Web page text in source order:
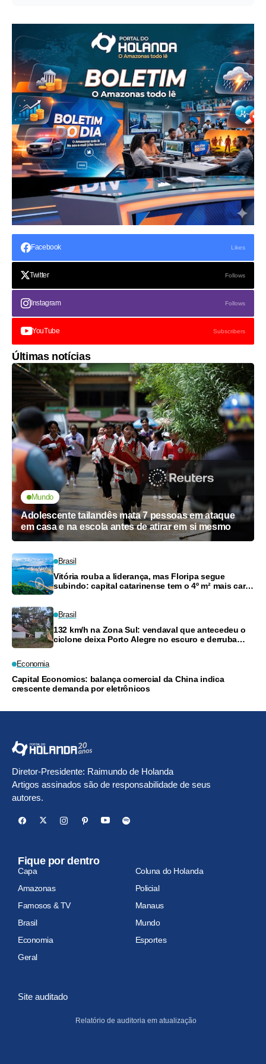
Facebook Likes
Twitter Follows
Instagram Follows
YouTube Subscribers
Últimas notícias
Mundo
Adolescente tailandês mata 7 pessoas em ataque
em casa e na escola antes de atirar em si mesmo
Brasil
Vitória rouba a liderança, mas Floripa segue
subindo: capital catarinense tem o 4º m² mais caro
Brasil
132 km/h na Zona Sul: vendaval que antecedeu o
ciclone deixa Porto Alegre no escuro e derruba
Economia
Capital Economics: balança comercial da China indica
crescente demanda por eletrônicos
Diretor-Presidente: Raimundo de Holanda
Artigos assinados são de responsabilidade de seus
autores.
Fique por dentro
Capa
Coluna do Holanda
Amazonas
Policial
Famosos & TV
Manaus
Brasil
Mundo
Economia
Esportes
Geral
Site auditado
Relatório de auditoria em atualização